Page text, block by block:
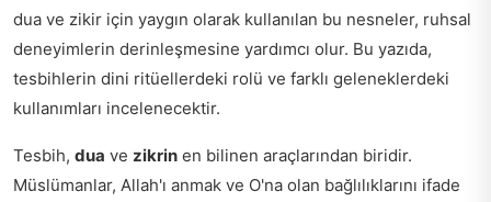
dua ve zikir için yaygın olarak kullanılan bu nesneler, ruhsal
deneyimlerin derinleşmesine yardımcı olur. Bu yazıda,
tesbihlerin dini ritüellerdeki rolü ve farklı geleneklerdeki
kullanımları incelenecektir.
Tesbih, dua ve zikrin en bilinen araçlarından biridir.
Müslümanlar, Allah'ı anmak ve O'na olan bağlılıklarını ifade